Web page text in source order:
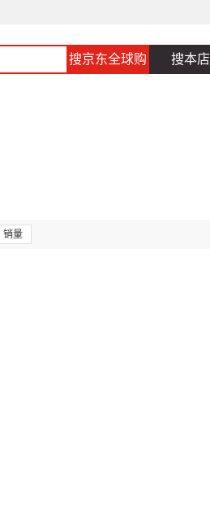
搜京东全球购 搜本店
销量